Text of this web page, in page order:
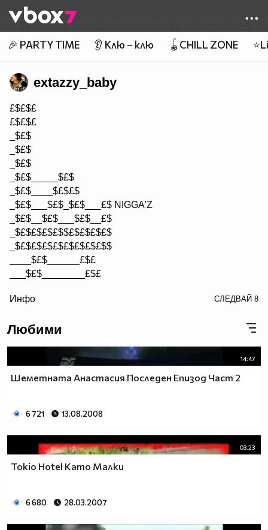
👾
🎉 PARTY TIME 👂 Клю – клю 🪀CHILL ZONE
extazzy_baby
£$£$£
£$£$£
_$£$
_$£$
_$£$
_$£$_____$£$
_$£$____$£$£$
_$£$___$£$_$£$___£$ NIGGA'Z
_$£$__$£$___$£$__£$
_$£$£$£$£$$£$£$£$£$
_$£$£$£$£$£$£$£$£$$
____$£$______£$£
___$£$________£$£
£$£$£$________$£$£$
Инфо СЛЕДВАЙ 8
Любими
14:47
Шеметната Анастасия Последен Епизод Част 2
6 721 13.08.2008
03:23
Tokio Hotel Като Малки
6 680 28.03.2007